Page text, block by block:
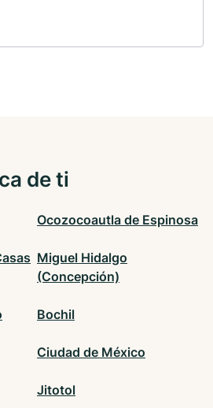
de ti
Ocozocoautla de Espinosa
Miguel Hidalgo
(Concepción)
Bochil
Ciudad de México
Jitotol